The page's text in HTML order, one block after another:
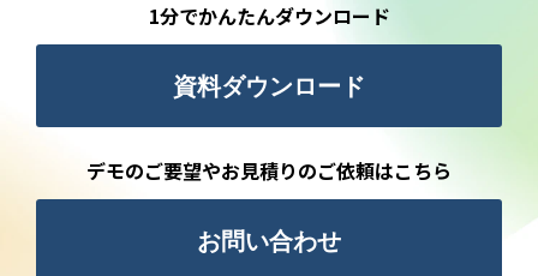
資料ダウンロード
1分でかんたんダウンロード
お問い合わせ
デモのご要望やお見積りのご依頼はこちら